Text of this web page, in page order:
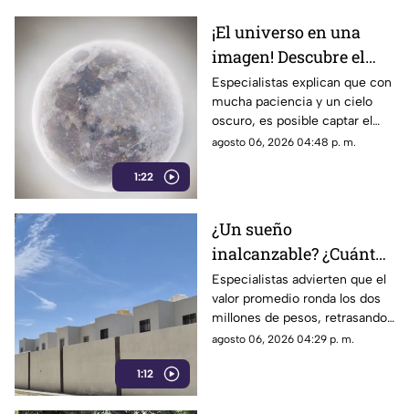
1:22
¡El universo en una
imagen! Descubre el
fascinante mundo de la
astrofotografía en La
Laguna
Especialistas explican que con
mucha paciencia y un cielo
oscuro, es posible captar el
aparente movimiento de las
agosto 06, 2026 04:48 p. m.
1:12
¿Un sueño
inalcanzable? ¿Cuánto
cuesta comprar una
casa en La Laguna?
Especialistas advierten que el
valor promedio ronda los dos
millones de pesos, retrasando
considerablemente la edad en
agosto 06, 2026 04:29 p. m.